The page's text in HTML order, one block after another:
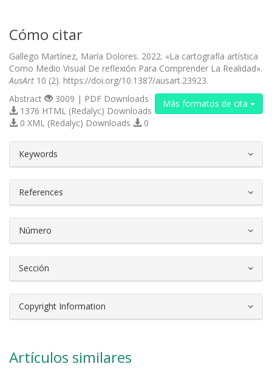
Cómo citar
Gallego Martínez, María Dolores. 2022. «La cartografía artística
Como Medio Visual De reflexión Para Comprender La Realidad».
AusArt 10 (2). https://doi.org/10.1387/ausart.23923.
Más formatos de cita
Abstract
3009 | PDF Downloads
1376 HTML (Redalyc) Downloads
0 XML (Redalyc) Downloads
0
Keywords
References
Número
Sección
Copyright Information
Artículos similares